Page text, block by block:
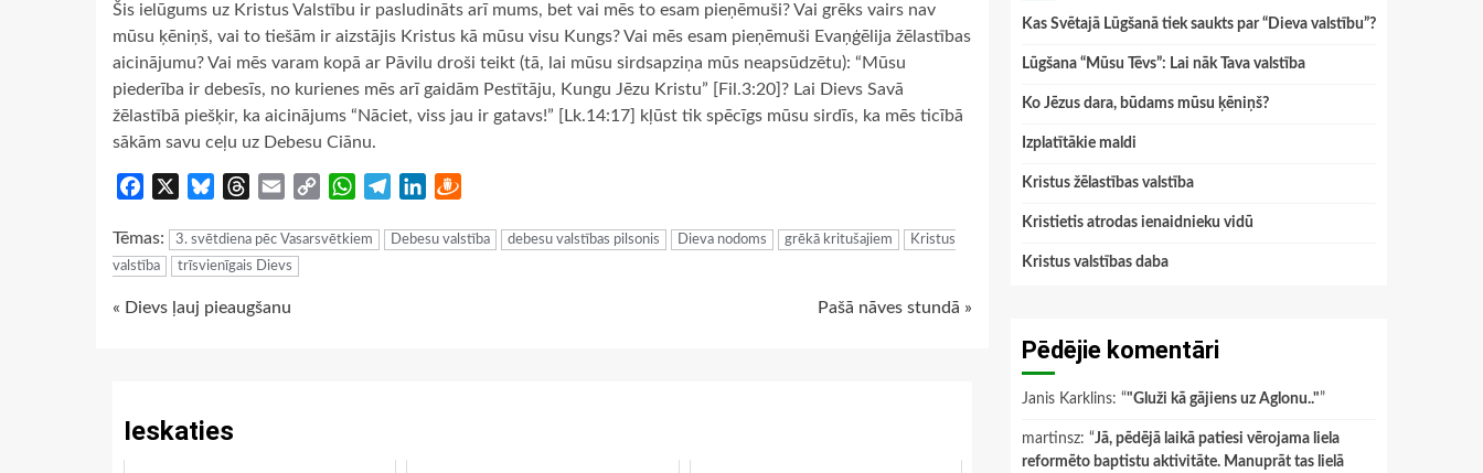
Šis ielūgums uz Kristus Valstību ir pasludināts arī mums, bet vai mēs to esam pieņēmuši? Vai grēks vairs nav
mūsu ķēniņš, vai to tiešām ir aizstājis Kristus kā mūsu visu Kungs? Vai mēs esam pieņēmuši Evaņģēlija žēlastības
aicinājumu? Vai mēs varam kopā ar Pāvilu droši teikt (tā, lai mūsu sirdsapziņa mūs neapsūdzētu): “Mūsu
piederība ir debesīs, no kurienes mēs arī gaidām Pestītāju, Kungu Jēzu Kristu” [Fil.3:20]? Lai Dievs Savā
žēlastībā piešķir, ka aicinājums “Nāciet, viss jau ir gatavs!” [Lk.14:17] kļūst tik spēcīgs mūsu sirdīs, ka mēs ticībā
sākām savu ceļu uz Debesu Ciānu.
Facebook BlueskyThreads
Email
Copy
WhatsApp
TelegramLinkedIn
Tēmas: 3. svētdiena pēc Vasarsvētkiem Debesu valstība debesu valstības pilsonis Dieva nodoms grēkā kritušajiem
Kristus
valstība
trīsvienīgais Dievs
Continue
« Dievs ļauj pieaugšanu Pašā nāves stundā »
Ieskaties
Kas Svētajā Lūgšanā tiek saukts par “Dieva valstību”?
Lūgšana “Mūsu Tēvs”: Lai nāk Tava valstība
Ko Jēzus dara, būdams mūsu ķēniņš?
Izplatītākie maldi
Kristus žēlastības valstība
Kristietis atrodas ienaidnieku vidū
Kristus valstības daba
Pēdējie komentāri
Janis Karklins: “"Gluži kā gājiens uz Aglonu.."”
martinsz: “Jā, pēdējā laikā patiesi vērojama liela
reformēto baptistu aktivitāte. Manuprāt tas lielā